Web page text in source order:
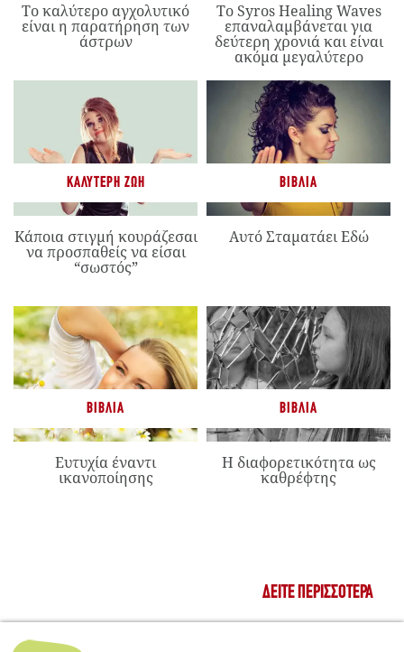
Το καλύτερο αγχολυτικό
είναι η παρατήρηση των
άστρων
Το Syros Healing Waves
επαναλαμβάνεται για
δεύτερη χρονιά και είναι
ακόμα μεγαλύτερο
ΚΑΛΎΤΕΡΗ ΖΩΉ
Κάποια στιγμή κουράζεσαι
να προσπαθείς να είσαι
“σωστός”
ΒΙΒΛΊΑ
Αυτό Σταματάει Εδώ
ΒΙΒΛΊΑ
Ευτυχία έναντι
ικανοποίησης
ΒΙΒΛΊΑ
Η διαφορετικότητα ως
καθρέφτης
ΔΕΊΤΕ ΠΕΡΙΣΣΌΤΕΡΑ